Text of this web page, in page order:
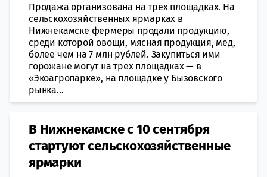
Продажа организована на трех площадках. На
сельскохозяйственных ярмарках в
Нижнекамске фермеры продали продукцию,
среди которой овощи, мясная продукция, мед,
более чем на 7 млн рублей. Закупиться ими
горожане могут на трех площадках — в
«Экоагропарке», на площадке у Бызовского
рынка...
В Нижнекамске с 10 сентября
стартуют сельскохозяйственные
ярмарки